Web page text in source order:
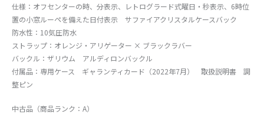
仕様：オフセンターの時、分表示、レトログラード式曜日・秒表示、6時位
置の小窓ルーペを備えた日付表示 サファイアクリスタルケースバック
防水性：10気圧防水
ストラップ：オレンジ・アリゲーター × ブラックラバー
バックル：ザリウム アルディロンバックル
付属品：専用ケース ギャランティカード（2022年7月） 取扱説明書 調
整ピン
中古品（商品ランク：A）